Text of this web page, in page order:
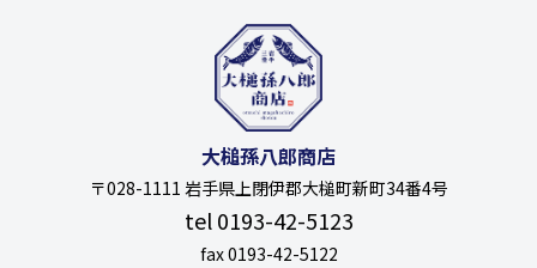
大槌孫八郎商店
〒028-1111 岩手県上閉伊郡大槌町新町34番4号
tel 0193-42-5123
fax 0193-42-5122